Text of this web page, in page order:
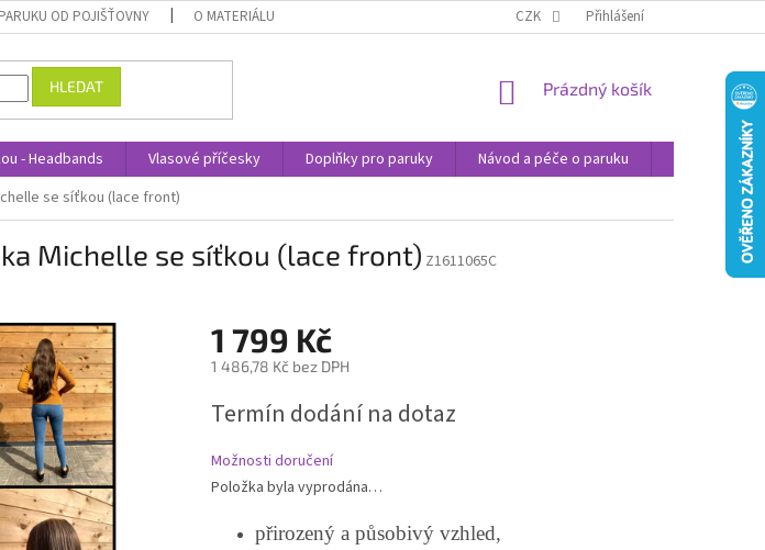
OD POJIŠŤOVNY O MATERIÁLU OBCHODNÍ PODMÍNKY PODMÍNKY
CZK Přihlášení
HLEDAT
NÁKUPNÍ
Prázdný košík
- Headbands Vlasové příčesky Doplňky pro paruky Návod a péče o paruku
Příspěvek
se síťkou (lace front)
Michelle se síťkou (lace front) Z1611065C
1 799 Kč
1 486,78 Kč bez DPH
cena:
Termín dodání na dotaz
Možnosti doručení
Položka byla vyprodána…
přirozený a působivý vzhled,